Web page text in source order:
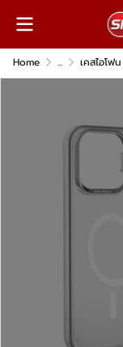
Home ... เคสไอโฟน